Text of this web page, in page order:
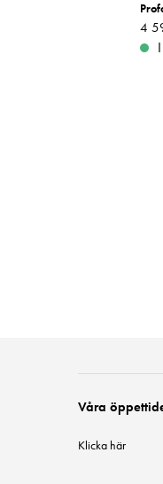
Pris:
4
Våra
Klicka här